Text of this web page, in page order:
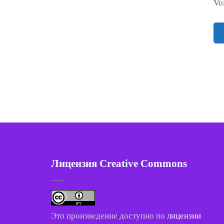
Лицензия Creative Commons
Это произведение доступно по лицензии